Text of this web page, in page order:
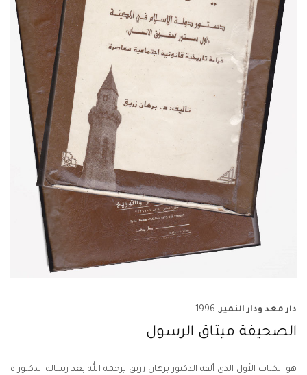
دار معد ودار النمير, 1996
الصحيفة ميثاق الرسول
هو الكتاب الأول الذي ألفه الدكتور برهان زريق يرحمه الله بعد رسالة الدكتوراه